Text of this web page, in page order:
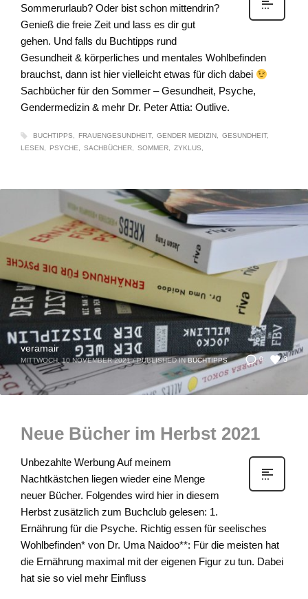
Sommerurlaub? Oder bist schon mittendrin?
Genieß die freie Zeit und lass es dir gut
gehen. Und falls du Buchtipps rund
Gesundheit & körperliches und mentales Wohlbefinden
brauchst, dann ist hier vielleicht etwas für dich dabei
Sachbücher für den Sommer – Gesundheit, Psyche,
Gendermedizin & mehr Dr. Peter Attia: Outlive.
BUCHTIPPS FRAUENGESUNDHEIT GENDER MEDIZIN
GESUNDHEIT
LESEN
PSYCHE SACHBÜCHER SOMMER ZYKLUS
0 3
veramair
MITTWOCH, 10 NOVEMBER 2021 / PUBLISHED IN BUCHTIPPS
Neue Bücher im Herbst 2021
Unbezahlte Werbung Auf meinem
Nachtkästchen liegen wieder eine Menge
neuer Bücher. Folgendes wird hier in diesem
Herbst zusätzlich zum Buchclub gelesen: 1.
Ernährung für die Psyche. Richtig essen für seelisches
Wohlbefinden* von Dr. Uma Naidoo**: Für die meisten hat
die Ernährung maximal mit der eigenen Figur zu tun. Dabei
hat sie so viel mehr Einfluss